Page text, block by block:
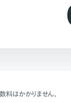
料はかかりません。